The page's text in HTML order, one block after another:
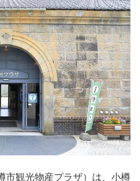
市観光物産プラザ）は、小樽